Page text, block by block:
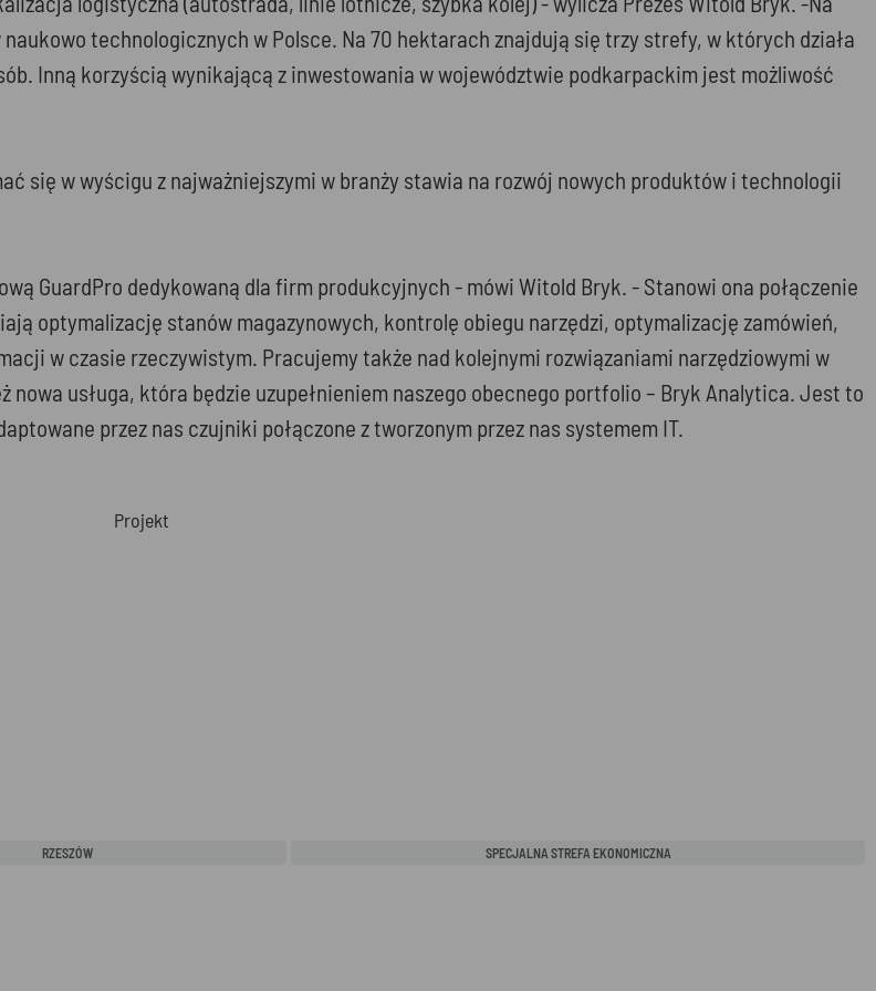
technologicznych w Polsce. Na 70 hektarach znajdują się trzy strefy, w których działa
Inną korzyścią wynikającą z inwestowania w województwie podkarpackim jest możliwość
się w wyścigu z najważniejszymi w branży stawia na rozwój nowych produktów i technologii
GuardPro dedykowaną dla firm produkcyjnych - mówi Witold Bryk. - Stanowi ona połączenie
optymalizację stanów magazynowych, kontrolę obiegu narzędzi, optymalizację zamówień,
w czasie rzeczywistym. Pracujemy także nad kolejnymi rozwiązaniami narzędziowymi w
usługa, która będzie uzupełnieniem naszego obecnego portfolio – Bryk Analytica. Jest to
przez nas czujniki połączone z tworzonym przez nas systemem IT.
RZESZÓW SPECJALNA STREFA EKONOMICZNA